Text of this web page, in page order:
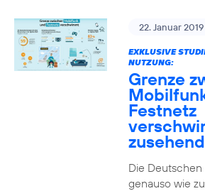
22. Januar 2019
EXKLUSIVE
NUTZUNG:
Grenze
Festnetz
Die
genauso wie